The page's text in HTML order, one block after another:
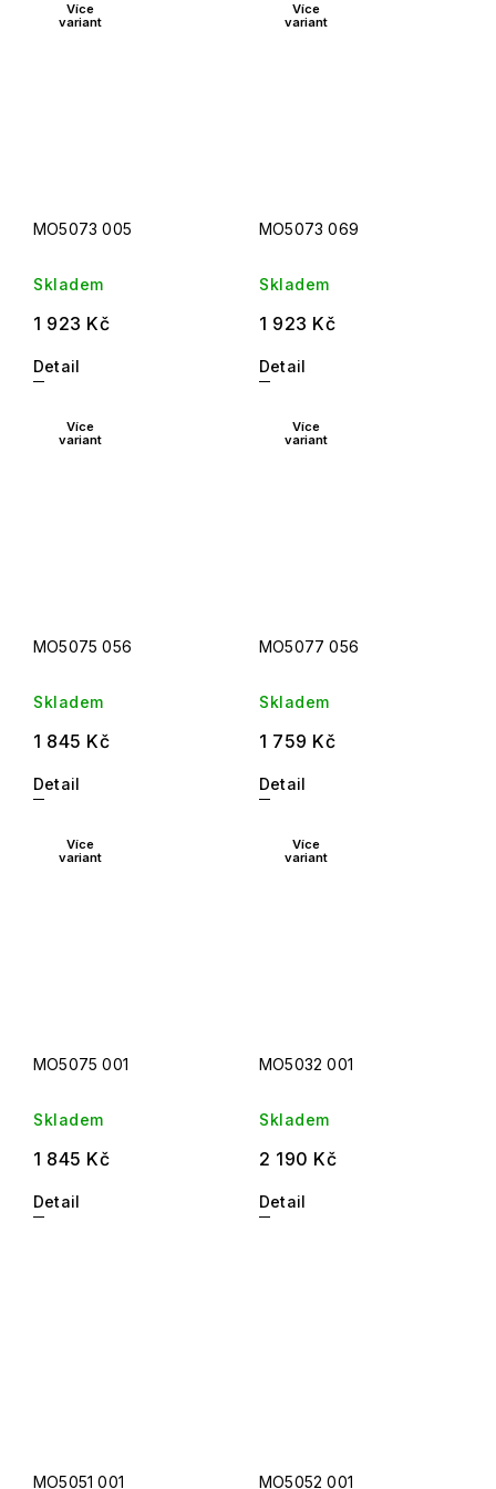
Více
variant
MO5073 005
Skladem
1 923 Kč
Detail
Více
variant
MO5073 069
Skladem
1 923 Kč
Detail
Více
variant
MO5075 056
Skladem
1 845 Kč
Detail
Více
variant
MO5077 056
Skladem
1 759 Kč
Detail
Více
variant
MO5075 001
Skladem
1 845 Kč
Detail
Více
variant
MO5032 001
Skladem
2 190 Kč
Detail
MO5051 001 MO5052 001